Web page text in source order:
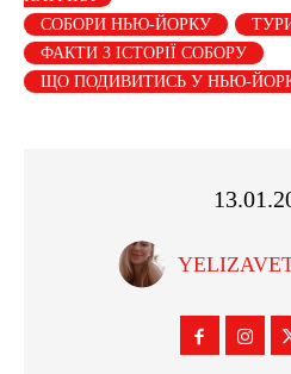
СОБОРИ НЬЮ-ЙОРКУ
ФАКТИ З ІСТОРІЇ СОБОРУ
ЩО ПОДИВИТИСЬ У НЬЮ-